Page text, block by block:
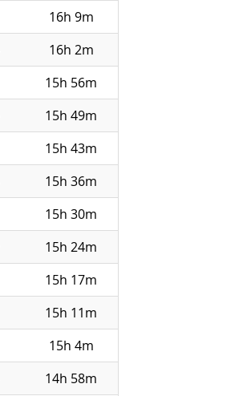
16h 9m
16h 2m
15h 56m
15h 49m
15h 43m
15h 36m
15h 30m
15h 24m
15h 17m
15h 11m
15h 4m
14h 58m